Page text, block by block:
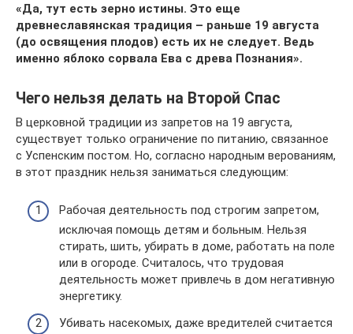
«Да, тут есть зерно истины. Это еще
древнеславянская традиция – раньше 19 августа
(до освящения плодов) есть их не следует. Ведь
именно яблоко сорвала Ева с древа Познания».
Чего нельзя делать на Второй Спас
В церковной традиции из запретов на 19 августа,
существует только ограничение по питанию, связанное
с Успенским постом. Но, согласно народным верованиям,
в этот праздник нельзя заниматься следующим:
Рабочая деятельность под строгим запретом,
исключая помощь детям и больным. Нельзя
стирать, шить, убирать в доме, работать на поле
или в огороде. Считалось, что трудовая
деятельность может привлечь в дом негативную
энергетику.
Убивать насекомых, даже вредителей считается